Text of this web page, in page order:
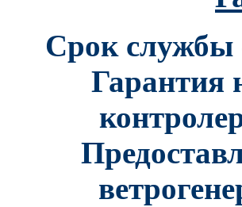
Срок службы
Гарантия